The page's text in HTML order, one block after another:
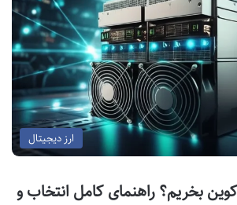
ارز دیجیتال
بخریم؟ راهنمای کامل انتخاب و